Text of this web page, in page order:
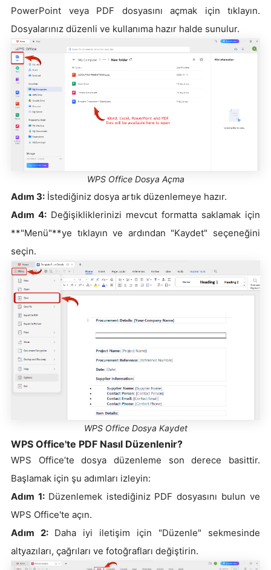
PowerPoint veya PDF dosyasını açmak için tıklayın.
Dosyalarınız düzenli ve kullanıma hazır halde sunulur.
WPS Office Dosya Açma
Adım 3: İstediğiniz dosya artık düzenlemeye hazır.
Adım 4: Değişikliklerinizi mevcut formatta saklamak için
**"Menü"**ye tıklayın ve ardından "Kaydet" seçeneğini
seçin.
WPS Office Dosya Kaydet
WPS Office'te PDF Nasıl Düzenlenir?
WPS Office’te dosya düzenleme son derece basittir.
Başlamak için şu adımları izleyin:
Adım 1: Düzenlemek istediğiniz PDF dosyasını bulun ve
WPS Office'te açın.
Adım 2: Daha iyi iletişim için "Düzenle" sekmesinde
altyazıları, çağrıları ve fotoğrafları değiştirin.